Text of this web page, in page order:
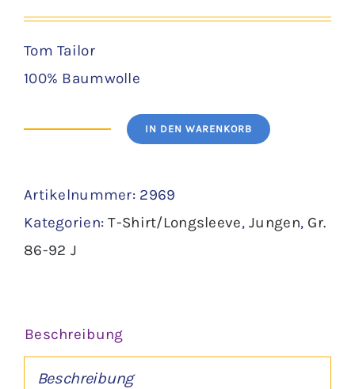
Tom Tailor
100% Baumwolle
Gr.
92/98
Menge
IN DEN WARENKORB
Artikelnummer: 2969
Kategorien:T-Shirt/Longsleeve,Jungen, Gr.
86-92 J
Beschreibung
Beschreibung